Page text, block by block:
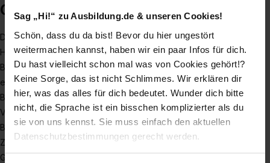
Sag „Hi!“ zu Ausbildung.de & unseren Cookies!
Schön, dass du da bist! Bevor du hier ungestört
weitermachen kannst, haben wir ein paar Infos für dich.
Du hast vielleicht schon mal was von Cookies gehört!?
Keine Sorge, das ist nicht Schlimmes. Wir erklären dir
hier, was das alles für dich bedeutet. Wunder dich bitte
nicht, die Sprache ist ein bisschen komplizierter als du
sie von uns kennst. Sie muss einfach den aktuellen
Datenschutzbestimmungen gerecht werden.
Group GmbH
Die GRÜN Software Group GmbH (gruen.net) mit
Headquarter in Aachen ist Hersteller und Anbieter von
Branchensoftware mit rund 350 Mitarbeitern. GRÜN
entwickelt als Unternehmensgruppe marktführende
Branchensoftware, insbesondere für die Zielgruppen
Vereine und Verbände, Spendenorganisationen,
Bildungsanbieter, Verlage und Medienhäuser und die
Zeitwirtschaft. Durch ergänzende Agenturleistungen ist die
GRÜN Gruppe darüber hinaus ganzheitlicher